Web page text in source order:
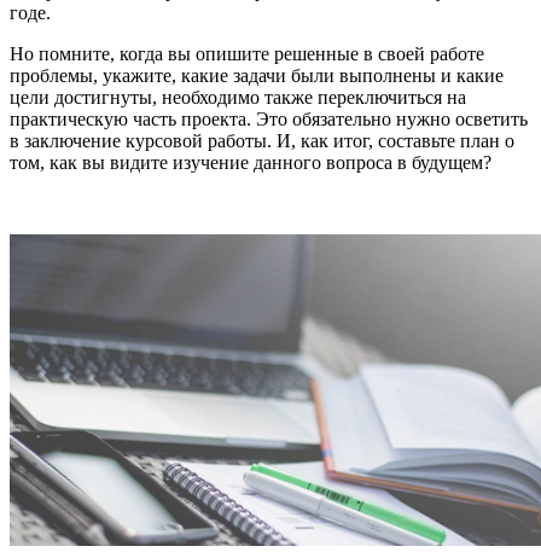
годе.
Но помните, когда вы опишите решенные в своей работе
проблемы, укажите, какие задачи были выполнены и какие
цели достигнуты, необходимо также переключиться на
практическую часть проекта. Это обязательно нужно осветить
в заключение курсовой работы. И, как итог, составьте план о
том, как вы видите изучение данного вопроса в будущем?